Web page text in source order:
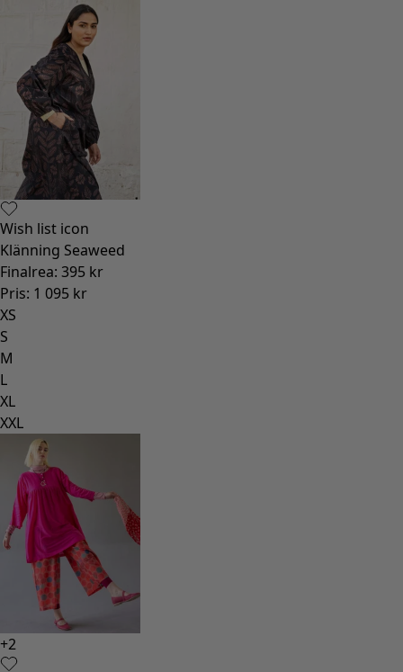
Wish list icon
Klänning Seaweed
Finalrea: 395 kr
Pris: 1 095 kr
XS
S
M
L
XL
XXL
+2